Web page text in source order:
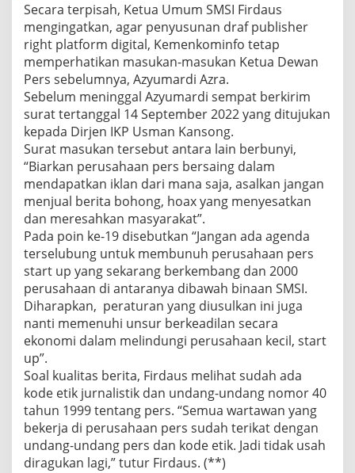
Secara terpisah, Ketua Umum SMSI Firdaus
mengingatkan, agar penyusunan draf publisher
right platform digital, Kemenkominfo tetap
memperhatikan masukan-masukan Ketua Dewan
Pers sebelumnya, Azyumardi Azra.
Sebelum meninggal Azyumardi sempat berkirim
surat tertanggal 14 September 2022 yang ditujukan
kepada Dirjen IKP Usman Kansong.
Surat masukan tersebut antara lain berbunyi,
“Biarkan perusahaan pers bersaing dalam
mendapatkan iklan dari mana saja, asalkan jangan
menjual berita bohong, hoax yang menyesatkan
dan meresahkan masyarakat”.
Pada poin ke-19 disebutkan “Jangan ada agenda
terselubung untuk membunuh perusahaan pers
start up yang sekarang berkembang dan 2000
perusahaan di antaranya dibawah binaan SMSI.
Diharapkan, peraturan yang diusulkan ini juga
nanti memenuhi unsur berkeadilan secara
ekonomi dalam melindungi perusahaan kecil, start
up”.
Soal kualitas berita, Firdaus melihat sudah ada
kode etik jurnalistik dan undang-undang nomor 40
tahun 1999 tentang pers. “Semua wartawan yang
bekerja di perusahaan pers sudah terikat dengan
undang-undang pers dan kode etik. Jadi tidak usah
diragukan lagi,” tutur Firdaus. (**)